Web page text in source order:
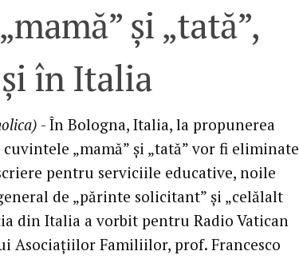
şi „tată”,
în Italia
- În Bologna, Italia, la propunerea
„mamă” şi „tată” vor fi eliminate
pentru serviciile educative, noile
de „părinte solicitant” şi „celălalt
din Italia a vorbit pentru Radio Vatican
Asociaţiilor Familiilor, prof. Francesco